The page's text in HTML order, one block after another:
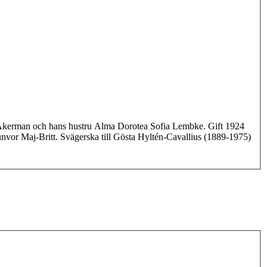
och hans hustru Alma Dorotea Sofia Lembke. Gift 1924